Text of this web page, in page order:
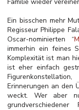
Ein bisschen mehr
Regisseur Philippe
Oscar-nominierten “
immerhin ein feines
Komplexität ist man
ist eher einfach
Erinnerungen an den
weckt. Wer aber